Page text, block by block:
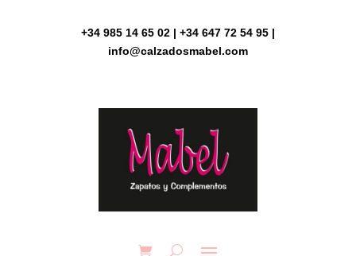
+34 985 14 65 02 | +34 647 72 54 95 |
info@calzadosmabel.com